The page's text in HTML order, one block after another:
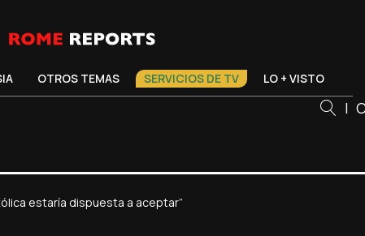
OTROS TEMAS SERVICIOS DE TV LO + VISTO
|
estaría dispuesta a aceptar”